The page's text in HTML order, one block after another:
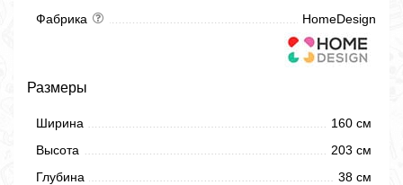
Фабрика
HomeDesign
Размеры
Ширина
160 см
Высота
203 см
Глубина
38 см